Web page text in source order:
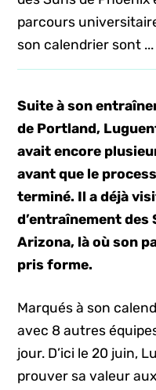
parcours
son calendrier sont ...
Suite à son
de Portland,
avait encore
avant que le
terminé. Il a déjà
d’entraînement des
Arizona, là où son
pris forme.
Marqués à son
avec 8 autres
jour. D’ici le 20 juin,
prouver sa valeur